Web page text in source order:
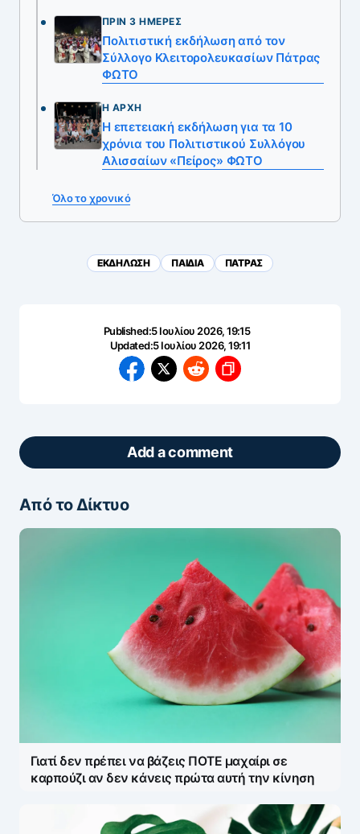
ΠΡΙΝ 3 ΗΜΈΡΕΣ
Πολιτιστική εκδήλωση από τον
Σύλλογο Κλειτορολευκασίων Πάτρας
ΦΩΤΟ
Η ΑΡΧΉ
Η επετειακή εκδήλωση για τα 10
χρόνια του Πολιτιστικού Συλλόγου
Αλισσαίων «Πείρος» ΦΩΤΟ
Όλο το χρονικό
ΕΚΔΗΛΩΣΗ ΠΑΙΔΙΑ ΠΑΤΡΑΣ
Published:5 Ιουλίου 2026, 19:15
Updated:5 Ιουλίου 2026, 19:11
Add a comment
ΖΩΝΤΑΝΆ ΣΧΌΛΙΑ
ελέγχεται άμεσα από AI (Ελληνικά & Αγγλικά).
ΠΡΟΣΤΑΣΊΑ AI
Η ηλ. διεύθυνση σας δεν δημοσιεύεται. Τα
υποχρεωτικά πεδία σημειώνονται με*
Από το Δίκτυο
Γιατί δεν πρέπει να βάζεις ΠΟΤΕ μαχαίρι σε
καρπούζι αν δεν κάνεις πρώτα αυτή την κίνηση